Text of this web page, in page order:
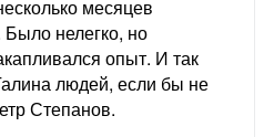
месяцев
нелегко, но
опыт. И так
людей, если бы не
Степанов.